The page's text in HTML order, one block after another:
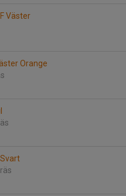
Väster
Orange
Svart